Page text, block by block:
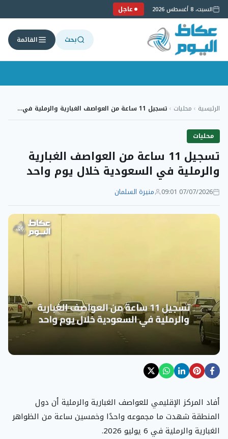
السبت، 8 أغسطس 2026 عاجل
بحث القائمة
إلىالرئيسية › محليات › تسجيل 11 ساعة من العواصف الغبارية والرملية في…
محليات
تسجيل 11 ساعة من العواصف الغبارية
والرملية في السعودية خلال يوم واحد
07/07/2026 09:01 منيرة السلمان
أفاد المركز الإقليمي للعواصف الغبارية والرملية أن دول
المنطقة شهدت ما مجموعه واحدًا وخمسين ساعة من الظواهر
الغبارية والرملية في 6 يوليو 2026.